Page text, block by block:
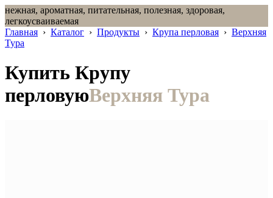
нежная, ароматная, питательная, полезная, здоровая,
легкоусваиваемая
Главная › Каталог › Продукты › Крупа перловая › Верхняя
Тура
Купить Крупу
перловуюВерхняя Тура